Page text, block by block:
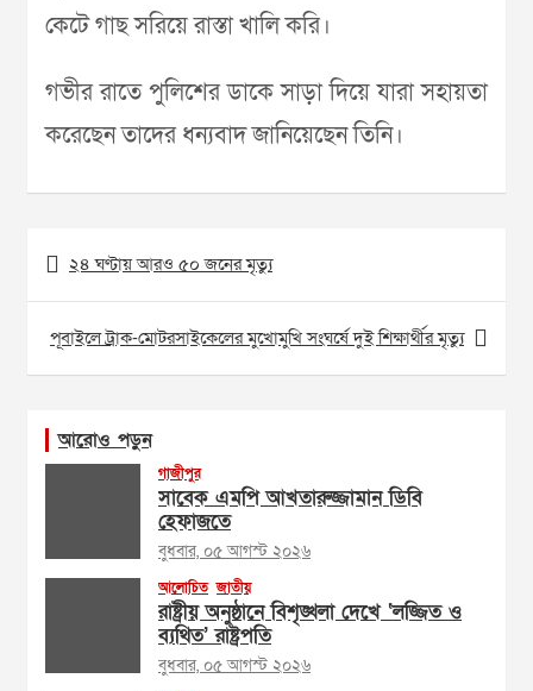
কেটে গাছ সরিয়ে রাস্তা খালি করি।
গভীর রাতে পুলিশের ডাকে সাড়া দিয়ে যারা সহায়তা
করেছেন তাদের ধন্যবাদ জানিয়েছেন তিনি।
Post
navigation
২৪ ঘণ্টায় আরও ৫০ জনের মৃত্যু
পূবাইলে ট্রাক-মোটরসাইকেলের মুখোমুখি সংঘর্ষে দুই শিক্ষার্থীর মৃত্যু
আরোও পড়ুন
গাজীপুর
সাবেক এমপি আখতারুজ্জামান ডিবি
হেফাজতে
বুধবার, ০৫ আগস্ট ২০২৬
আলোচিত জাতীয়
রাষ্ট্রীয় অনুষ্ঠানে বিশৃঙ্খলা দেখে ‘লজ্জিত ও
ব্যথিত’ রাষ্ট্রপতি
বুধবার, ০৫ আগস্ট ২০২৬